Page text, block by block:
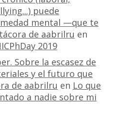
puede
mental —que te
de aabrilru en
2019
Sobre la escasez de
y el futuro que
de aabrilru en Lo que
a nadie sobre mi